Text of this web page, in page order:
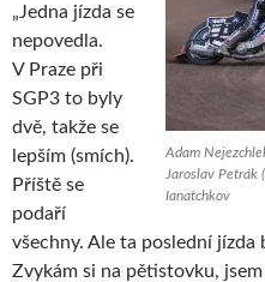
Adam
Jaroslav Petrák
Ianatchkov
„Jedna jízda se
nepovedla.
V Praze při
SGP3 to byly
dvě, takže se
lepším (smích).
Příště se
podaří
všechny. Ale ta poslední
Zvykám si na pětistovku, jsem